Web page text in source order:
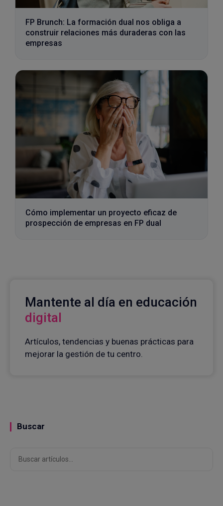
FP Brunch: La formación dual nos obliga a
construir relaciones más duraderas con las
empresas
Cómo implementar un proyecto eficaz de
prospección de empresas en FP dual
Mantente al día en educación
digital
Artículos, tendencias y buenas prácticas para
mejorar la gestión de tu centro.
Buscar